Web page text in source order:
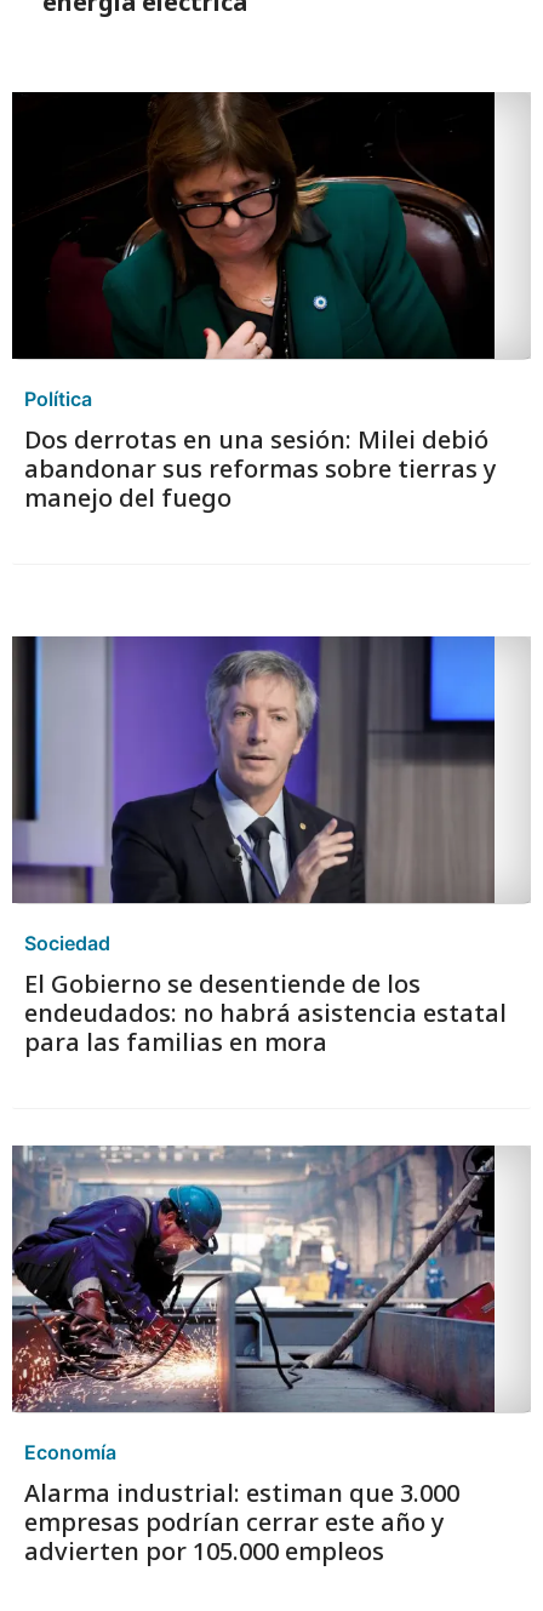
Política
Dos derrotas en una sesión: Milei debió
abandonar sus reformas sobre tierras y
manejo del fuego
Sociedad
El Gobierno se desentiende de los
endeudados: no habrá asistencia estatal
para las familias en mora
Economía
Alarma industrial: estiman que 3.000
empresas podrían cerrar este año y
advierten por 105.000 empleos